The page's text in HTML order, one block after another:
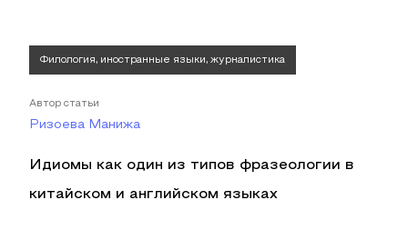
Филология, иностранные языки, журналистика
Автор статьи
Ризоева Манижа
Идиомы как один из типов фразеологии в
китайском и английском языках